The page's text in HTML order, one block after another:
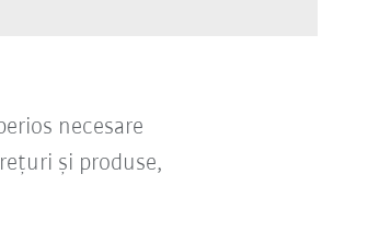
necesare
și produse,